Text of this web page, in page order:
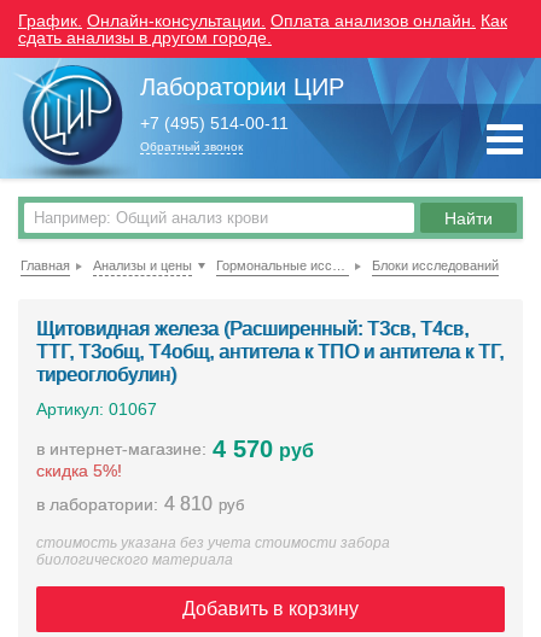
График. Онлайн-консультации. Оплата анализов онлайн.
Как
сдать анализы в другом городе.
Лаборатории ЦИР
+7 (495) 514-00-11
Обратный звонок
Главная Анализы и цены Блоки исследований
Щитовидная железа (Расширенный: Т3св, Т4св,
ТТГ, Т3общ, Т4общ, антитела к ТПО и антитела к ТГ,
тиреоглобулин)
Артикул: 01067
в интернет-магазине:
скидка 5%!
4 570 руб
в лаборатории: 4 810 руб
стоимость указана без учета стоимости забора
биологического материала
Добавить в корзину